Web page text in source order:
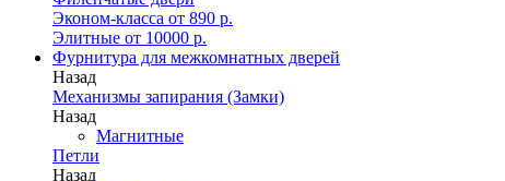
Эконом-класса от 890 р.
Элитные от 10000 р.
Фурнитура для межкомнатных дверей
Назад
Механизмы запирания (Замки)
Назад
Магнитные
Петли
Назад